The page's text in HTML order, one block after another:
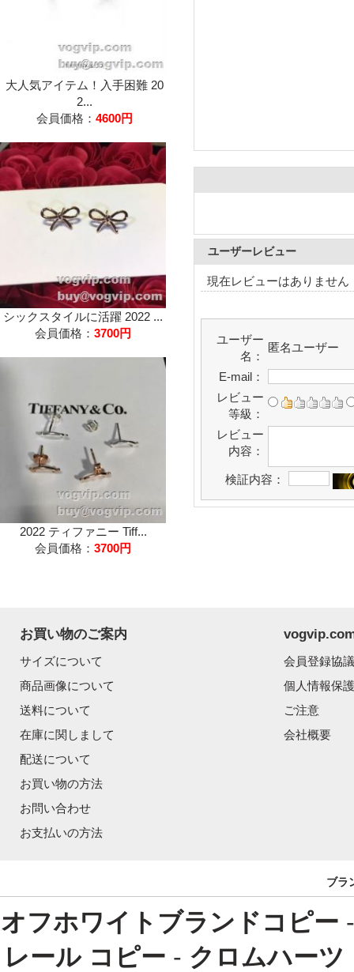
大人気アイテム！入手困難 20
2...
会員価格： 4600円
シックスタイルに活躍 2022 ...
会員価格： 3700円
2022 ティファニー Tiff...
会員価格： 3700円
ユーザーレビュー
現在レビューはありません
ユーザー
名：
匿名ユーザー
E-mail：
レビュー
等級：
レビュー
内容：
検証内容：
お買い物のご案内
サイズについて
商品画像について
送料について
在庫に関しまして
配送について
お買い物の方法
お問い合わせ
お支払いの方法
会員登録協
個人情報保
ご注意
会社概要
ブラ
オフホワイトブランドコピー
レール コピー - クロムハーツ